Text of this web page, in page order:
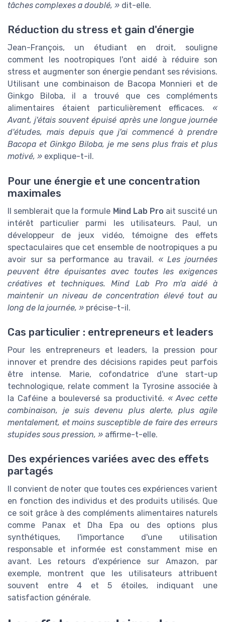
tâches complexes a doublé, » dit-elle.
Réduction du stress et gain d'énergie
Jean-François, un étudiant en droit, souligne
comment les nootropiques l'ont aidé à réduire son
stress et augmenter son énergie pendant ses révisions.
Utilisant une combinaison de Bacopa Monnieri et de
Ginkgo Biloba, il a trouvé que ces compléments
alimentaires étaient particulièrement efficaces. «
Avant, j'étais souvent épuisé après une longue journée
d'études, mais depuis que j'ai commencé à prendre
Bacopa et Ginkgo Biloba, je me sens plus frais et plus
motivé, » explique-t-il.
Pour une énergie et une concentration
maximales
Il semblerait que la formule Mind Lab Pro ait suscité un
intérêt particulier parmi les utilisateurs. Paul, un
développeur de jeux vidéo, témoigne des effets
spectaculaires que cet ensemble de nootropiques a pu
avoir sur sa performance au travail. « Les journées
peuvent être épuisantes avec toutes les exigences
créatives et techniques. Mind Lab Pro m'a aidé à
maintenir un niveau de concentration élevé tout au
long de la journée, » précise-t-il.
Cas particulier : entrepreneurs et leaders
Pour les entrepreneurs et leaders, la pression pour
innover et prendre des décisions rapides peut parfois
être intense. Marie, cofondatrice d'une start-up
technologique, relate comment la Tyrosine associée à
la Caféine a bouleversé sa productivité. « Avec cette
combinaison, je suis devenu plus alerte, plus agile
mentalement, et moins susceptible de faire des erreurs
stupides sous pression, » affirme-t-elle.
Des expériences variées avec des effets
partagés
Il convient de noter que toutes ces expériences varient
en fonction des individus et des produits utilisés. Que
ce soit grâce à des compléments alimentaires naturels
comme Panax et Dha Epa ou des options plus
synthétiques, l'importance d'une utilisation
responsable et informée est constamment mise en
avant. Les retours d'expérience sur Amazon, par
exemple, montrent que les utilisateurs attribuent
souvent entre 4 et 5 étoiles, indiquant une
satisfaction générale.